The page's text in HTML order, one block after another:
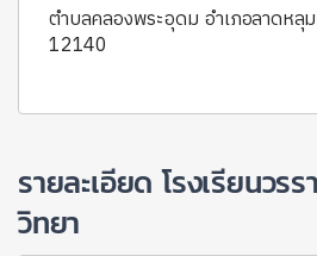
ตำบลคลองพระอุดม อำเภอลาดห
12140
รายละเอียด โรงเรียนวร
วิทยา